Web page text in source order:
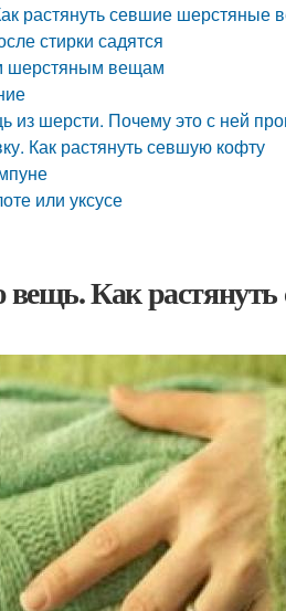
растянуть севшие шерстяные
стирки садятся
шерстяным вещам
из шерсти. Почему это с ней
Как растянуть севшую кофту
или уксусе
Как